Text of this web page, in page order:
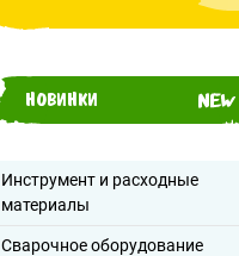
НОВИНКИ
Инструмент и расходные
материалы
Сварочное оборудование